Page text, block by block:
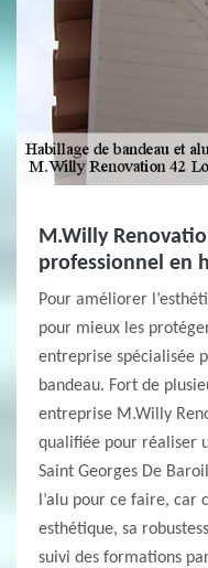
M.Willy
professionnel en
Pour améliorer
pour mieux les
entreprise spécialisée
bandeau. Fort de
entreprise M.Willy
qualifiée pour réaliser
Saint Georges De
l’alu pour ce faire, car
esthétique, sa
suivi des formations